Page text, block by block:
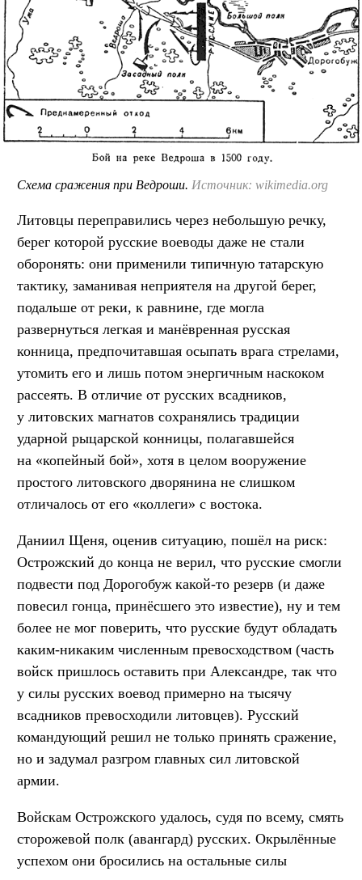
Схема сражения при Ведроши. Источник: wikimedia.org
Литовцы переправились через небольшую речку,
берег которой русские воеводы даже не стали
оборонять: они применили типичную татарскую
тактику, заманивая неприятеля на другой берег,
подальше от реки, к равнине, где могла
развернуться легкая и манёвренная русская
конница, предпочитавшая осыпать врага стрелами,
утомить его и лишь потом энергичным наскоком
рассеять. В отличие от русских всадников,
у литовских магнатов сохранялись традиции
ударной рыцарской конницы, полагавшейся
на «копейный бой», хотя в целом вооружение
простого литовского дворянина не слишком
отличалось от его «коллеги» с востока.
Даниил Щеня, оценив ситуацию, пошёл на риск:
Острожский до конца не верил, что русские смогли
подвести под Дорогобуж какой-то резерв (и даже
повесил гонца, принёсшего это известие), ну и тем
более не мог поверить, что русские будут обладать
каким-никаким численным превосходством (часть
войск пришлось оставить при Александре, так что
у силы русских воевод примерно на тысячу
всадников превосходили литовцев). Русский
командующий решил не только принять сражение,
но и задумал разгром главных сил литовской
армии.
Войскам Острожского удалось, судя по всему, смять
сторожевой полк (авангард) русских. Окрылённые
успехом они бросились на остальные силы